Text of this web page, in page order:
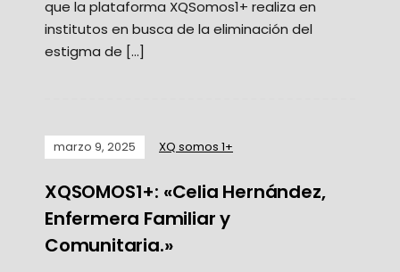
que la plataforma XQSomos1+ realiza en
institutos en busca de la eliminación del
estigma de […]
marzo 9, 2025 XQ somos 1+
XQSOMOS1+: «Celia Hernández,
Enfermera Familiar y
Comunitaria.»